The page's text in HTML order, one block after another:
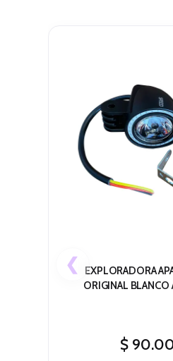
EXPLORADORA
ORIGINAL BLANCO
$
❮